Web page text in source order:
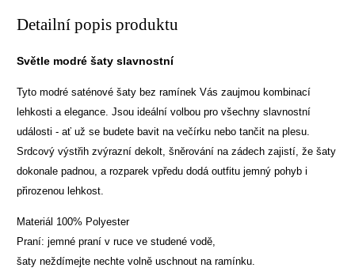
Detailní popis produktu
Světle modré šaty slavnostní
Tyto modré saténové šaty bez ramínek Vás zaujmou kombinací
lehkosti a elegance. Jsou ideální volbou pro všechny slavnostní
události - ať už se budete bavit na večírku nebo tančit na plesu.
Srdcový výstřih zvýrazní dekolt, šněrování na zádech zajistí, že šaty
dokonale padnou, a rozparek vpředu dodá outfitu jemný pohyb i
přirozenou lehkost.
Materiál 100% Polyester
Praní: jemné praní v ruce ve studené vodě,
šaty neždímejte nechte volně uschnout na ramínku.